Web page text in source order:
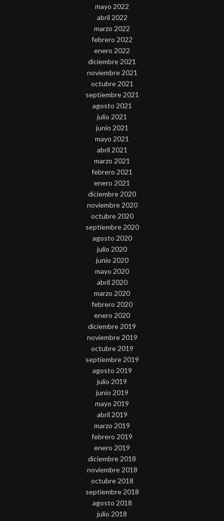
mayo 2022
abril 2022
marzo 2022
febrero 2022
enero 2022
diciembre 2021
noviembre 2021
octubre 2021
septiembre 2021
agosto 2021
julio 2021
junio 2021
mayo 2021
abril 2021
marzo 2021
febrero 2021
enero 2021
diciembre 2020
noviembre 2020
octubre 2020
septiembre 2020
agosto 2020
julio 2020
junio 2020
mayo 2020
abril 2020
marzo 2020
febrero 2020
enero 2020
diciembre 2019
noviembre 2019
octubre 2019
septiembre 2019
agosto 2019
julio 2019
junio 2019
mayo 2019
abril 2019
marzo 2019
febrero 2019
enero 2019
diciembre 2018
noviembre 2018
octubre 2018
septiembre 2018
agosto 2018
julio 2018